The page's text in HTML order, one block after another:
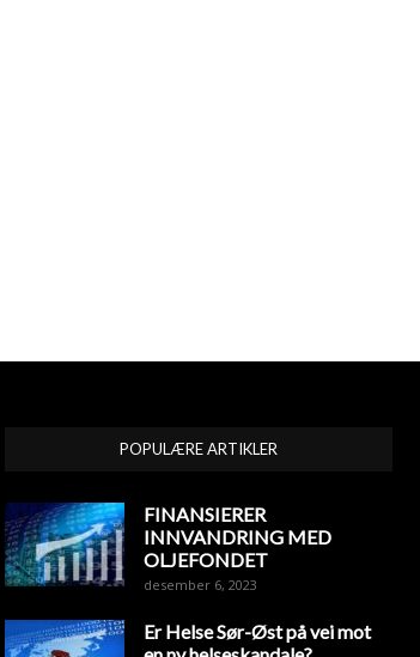
POPULÆRE ARTIKLER
FINANSIERER
INNVANDRING MED
OLJEFONDET
desember 6, 2023
Er Helse Sør-Øst på vei mot